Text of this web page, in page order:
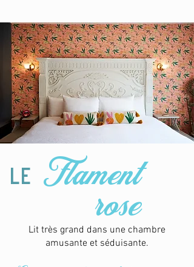
le Flament
rose
Lit très grand dans une chambre
amusante et séduisante.